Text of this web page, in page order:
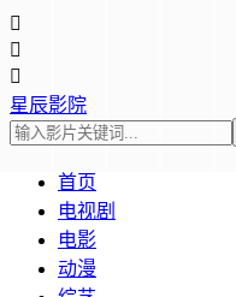



星辰影院
首页
电视剧
电影
动漫